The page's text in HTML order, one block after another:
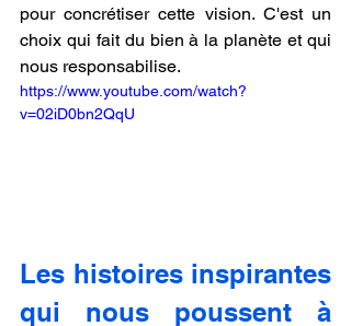
pour concrétiser cette vision. C'est un
choix qui fait du bien à la planète et qui
nous responsabilise.
https://www.youtube.com/watch?
v=02iD0bn2QqU
Les histoires inspirantes